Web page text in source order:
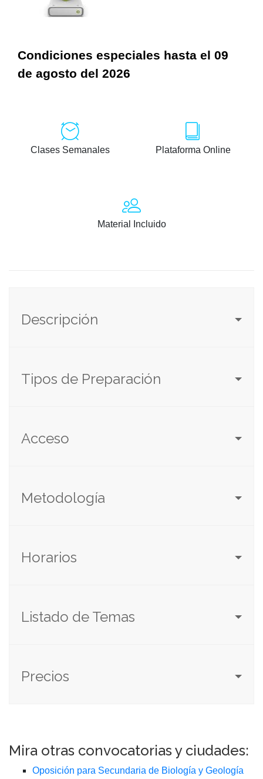
Condiciones especiales hasta el 09
de agosto del 2026
Clases Semanales Plataforma Online
Material Incluido
Descripción
Tipos de Preparación
Acceso
Metodología
Horarios
Listado de Temas
Precios
Mira otras convocatorias y ciudades:
Oposición para Secundaria de Biología y Geología